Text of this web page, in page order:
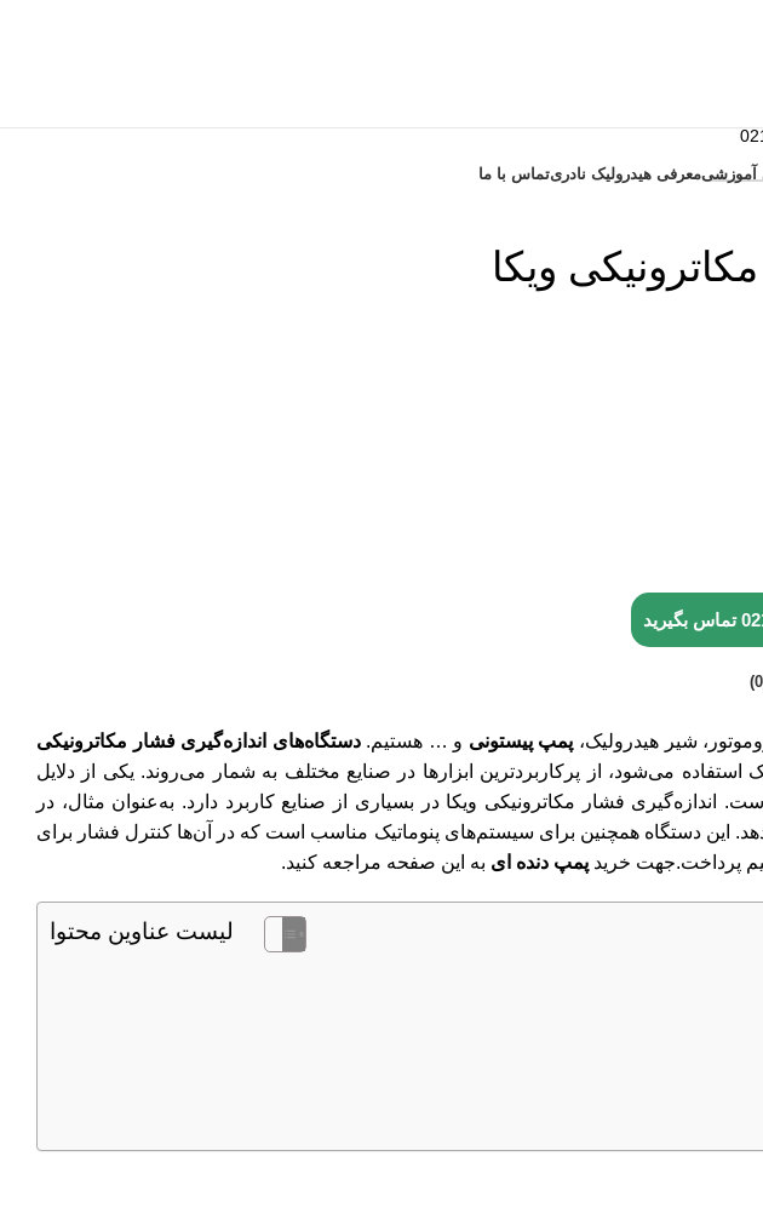
آموزشیمعرفی هیدرولیک نادریتماس با ما
ویکا
تماس بگیرید
شیر هیدرولیک، پمپ پیستونی و … هستیم. دستگاه‌های اندازه‌گیری فشار مکاترونیکی
می‌شود، از پرکاربردترین ابزارها در صنایع مختلف به شمار می‌روند. یکی از دلایل
فشار مکاترونیکی ویکا در بسیاری از صنایع کاربرد دارد. به‌عنوان مثال، در
این دستگاه همچنین برای سیستم‌های پنوماتیک مناسب است که در آن‌ها کنترل فشار برای
پرداخت.جهت خرید پمپ دنده ای به این صفحه مراجعه کنید.
لیست عناوین محتوا